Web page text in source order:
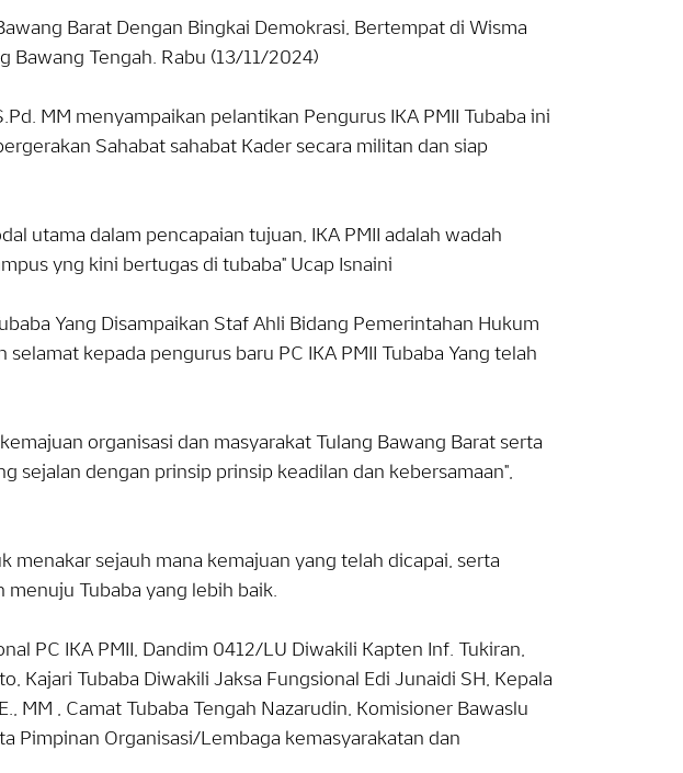
Barat Dengan Bingkai Demokrasi, Bertempat di Wisma
Bawang Tengah. Rabu (13/11/2024)
MM menyampaikan pelantikan Pengurus IKA PMII Tubaba ini
Sahabat sahabat Kader secara militan dan siap
utama dalam pencapaian tujuan, IKA PMII adalah wadah
yng kini bertugas di tubaba" Ucap Isnaini
Yang Disampaikan Staf Ahli Bidang Pemerintahan Hukum
kepada pengurus baru PC IKA PMII Tubaba Yang telah
organisasi dan masyarakat Tulang Bawang Barat serta
sejalan dengan prinsip prinsip keadilan dan kebersamaan",
menakar sejauh mana kemajuan yang telah dicapai, serta
Tubaba yang lebih baik.
PC IKA PMII, Dandim 0412/LU Diwakili Kapten Inf. Tukiran,
Kajari Tubaba Diwakili Jaksa Fungsional Edi Junaidi SH, Kepala
MM , Camat Tubaba Tengah Nazarudin, Komisioner Bawaslu
Pimpinan Organisasi/Lembaga kemasyarakatan dan